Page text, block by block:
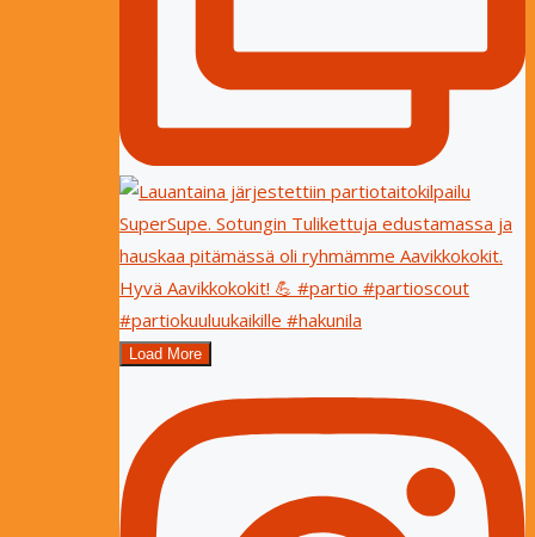
Load More